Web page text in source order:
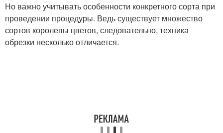
Но важно учитывать особенности конкретного сорта при
проведении процедуры. Ведь существует множество
сортов королевы цветов, следовательно, техника
обрезки несколько отличается.